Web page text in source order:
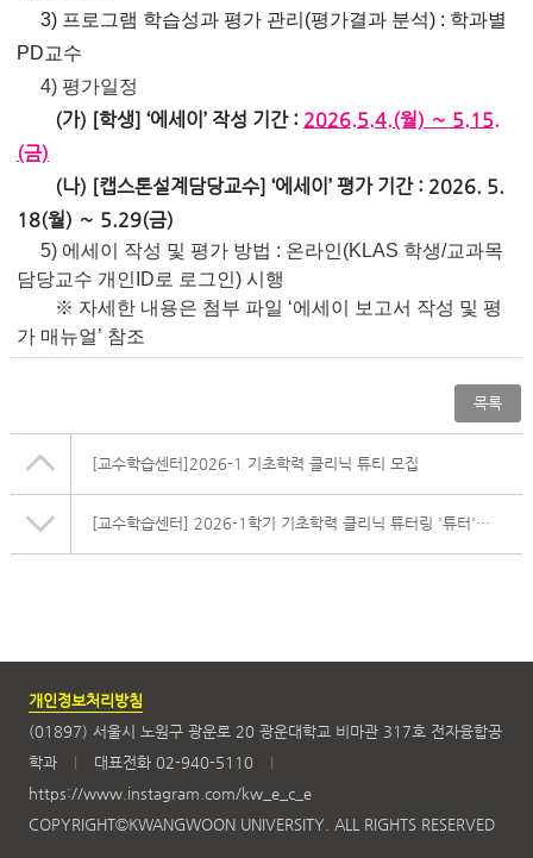
3) 프로그램 학습성과 평가 관리(평가결과 분석) : 학과별
PD교수
4) 평가일정
(가) [학생] ‘에세이’ 작성 기간 : 2026.5.4.(월) ∼ 5.15.
(금)
(나) [캡스톤설계담당교수] ‘에세이’ 평가 기간 : 2026. 5.
18(월) ∼ 5.29(금)
5) 에세이 작성 및 평가 방법 : 온라인(KLAS 학생/교과목
담당교수 개인ID로 로그인) 시행
※ 자세한 내용은 첨부 파일 ‘에세이 보고서 작성 및 평
가 매뉴얼’ 참조
목록
[교수학습센터]2026-1 기초학력 클리닉 튜티 모집
[교수학습센터] 2026-1학기 기초학력 클리닉 튜터링 '튜터'모집(정원 20명)
개인정보처리방침
(01897) 서울시 노원구 광운로 20 광운대학교 비마관 317호 전자융합공
학과
대표전화 02-940-5110
https://www.instagram.com/kw_e_c_e
COPYRIGHT©KWANGWOON UNIVERSITY. ALL RIGHTS RESERVED